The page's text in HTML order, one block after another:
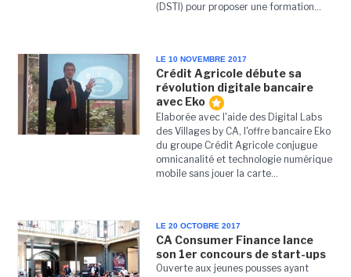
(DSTI) pour proposer une formation...
LE 10 NOVEMBRE 2017
Crédit Agricole débute sa
révolution digitale bancaire
avec Eko
Elaborée avec l'aide des Digital Labs
des Villages by CA, l'offre bancaire Eko
du groupe Crédit Agricole conjugue
omnicanalité et technologie numérique
mobile sans jouer la carte...
LE 20 OCTOBRE 2017
CA Consumer Finance lance
son 1er concours de start-ups
Ouverte aux jeunes pousses ayant